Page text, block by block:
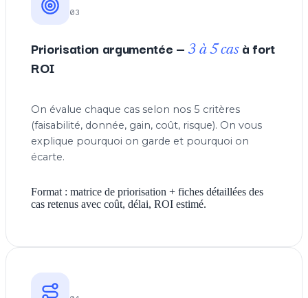
03
Priorisation argumentée — 3 à 5 casà fort
ROI
On évalue chaque cas selon nos 5 critères
(faisabilité, donnée, gain, coût, risque). On vous
explique pourquoi on garde et pourquoi on
écarte.
Format : matrice de priorisation + fiches détaillées des
cas retenus avec coût, délai, ROI estimé.